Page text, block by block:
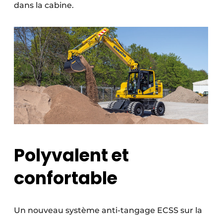
dans la cabine.
Polyvalent et
confortable
Un nouveau système anti-tangage ECSS sur la